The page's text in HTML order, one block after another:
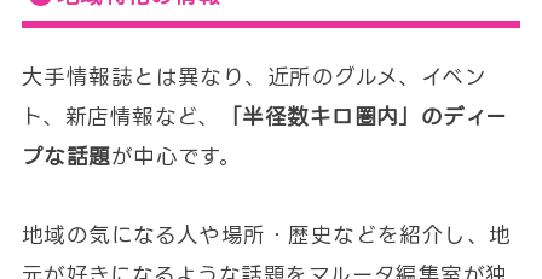
大手情報誌とは異なり、近所のグルメ、イベン
ト、新店情報など、
「半径数キロ圏内」のディー
プな話題が中心です。
地域の気になる人や場所・歴史などを紹介し、地
元が好きになるような話題をマルータ編集室が独